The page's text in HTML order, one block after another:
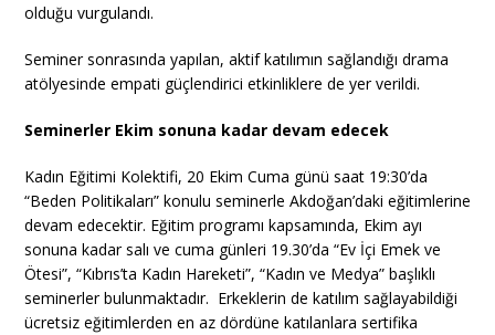
olduğu vurgulandı.
Seminer sonrasında yapılan, aktif katılımın sağlandığı drama
atölyesinde empati güçlendirici etkinliklere de yer verildi.
Seminerler Ekim sonuna kadar devam edecek
Kadın Eğitimi Kolektifi, 20 Ekim Cuma günü saat 19:30’da
“Beden Politikaları” konulu seminerle Akdoğan’daki eğitimlerine
devam edecektir. Eğitim programı kapsamında, Ekim ayı
sonuna kadar salı ve cuma günleri 19.30’da “Ev İçi Emek ve
Ötesi”, “Kıbrıs’ta Kadın Hareketi”, “Kadın ve Medya” başlıklı
seminerler bulunmaktadır. Erkeklerin de katılım sağlayabildiği
ücretsiz eğitimlerden en az dördüne katılanlara sertifika